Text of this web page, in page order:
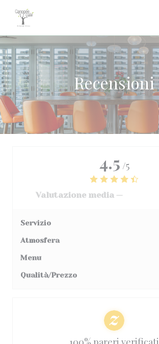
Recensioni
4.5 /5
Valutazione media —
Servizio
Atmosfera
Menu
Qualità/Prezzo